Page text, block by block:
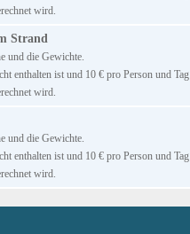
wird.
Strand
und die Gewichte.
enthalten ist und 10 € pro Person und Tag
wird.
und die Gewichte.
enthalten ist und 10 € pro Person und Tag
wird.